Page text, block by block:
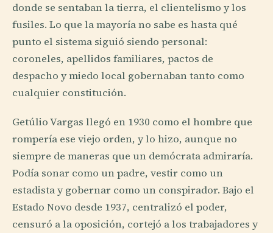
donde se sentaban la tierra, el clientelismo y los
fusiles. Lo que la mayoría no sabe es hasta qué
punto el sistema siguió siendo personal:
coroneles, apellidos familiares, pactos de
despacho y miedo local gobernaban tanto como
cualquier constitución.
Getúlio Vargas llegó en 1930 como el hombre que
rompería ese viejo orden, y lo hizo, aunque no
siempre de maneras que un demócrata admiraría.
Podía sonar como un padre, vestir como un
estadista y gobernar como un conspirador. Bajo el
Estado Novo desde 1937, centralizó el poder,
censuró a la oposición, cortejó a los trabajadores y